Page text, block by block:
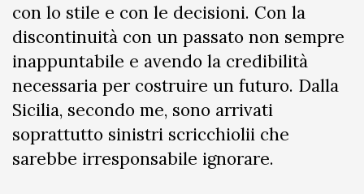
con lo stile e con le decisioni. Con la
discontinuità con un passato non sempre
inappuntabile e avendo la credibilità
necessaria per costruire un futuro. Dalla
Sicilia, secondo me, sono arrivati
soprattutto sinistri scricchiolii che
sarebbe irresponsabile ignorare.